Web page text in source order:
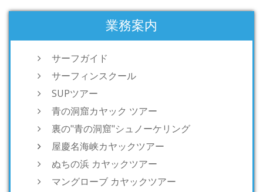
業務案内
サーフガイド
サーフィンスクール
SUPツアー
青の洞窟カヤック ツアー
裏の"青の洞窟"シュノーケリング
屋慶名海峡カヤックツアー
ぬちの浜 カヤックツアー
マングローブ カヤックツアー